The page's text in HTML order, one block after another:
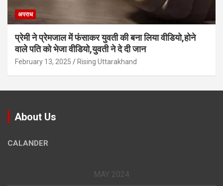
अपराध
प्रेमी ने प्रेमजाल में फंसाकर युवती की बना लिया वीडियो,होने
वाले पत‍ि को भेजा वीड‍ियो,युवती ने दे दी जान
February 13, 2025 Rising Uttarakhand
About Us
CALANDER
MAY 2024